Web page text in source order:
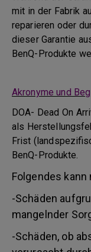
mit in der Fabrik
reparieren oder
dieser Garantie
BenQ-Produkte
Akronyme und
DOA- Dead On
als
Frist
BenQ-Produkte.
Folgendes kann
-Schäden
mangelnder
-Schäden, ob